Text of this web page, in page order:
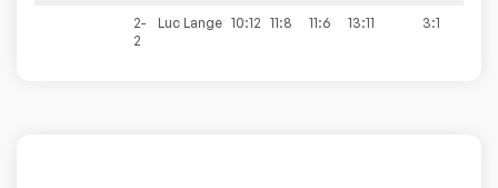
2-
2
Luc Lange 10:12 11:8 11:6 13:11 3:1